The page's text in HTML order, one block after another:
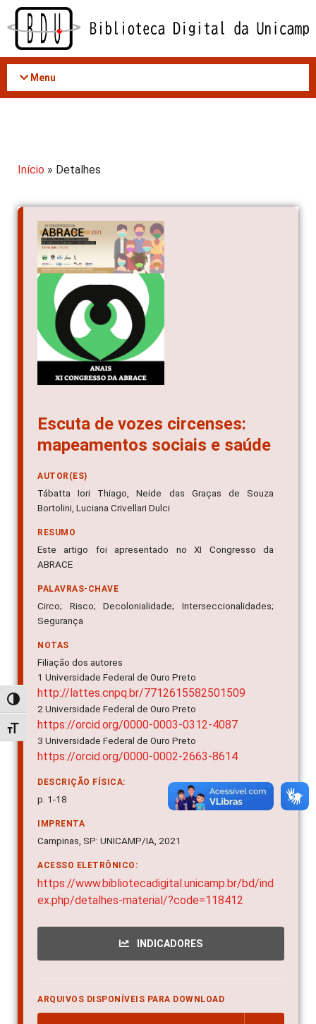
Acessar
conteúdo
Alternar alto contraste
Alternar tamanho da fonte
Menu
Início » Detalhes
Escuta de vozes circenses:
mapeamentos sociais e saúde
AUTOR(ES)
Tábatta Iori Thiago, Neide das Graças de Souza
Bortolini, Luciana Crivellari Dulci
RESUMO
Este artigo foi apresentado no XI Congresso da
ABRACE
PALAVRAS-CHAVE
Circo; Risco; Decolonialidade; Interseccionalidades;
Segurança
NOTAS
Filiação dos autores
1 Universidade Federal de Ouro Preto
http://lattes.cnpq.br/7712615582501509
2 Universidade Federal de Ouro Preto
https://orcid.org/0000-0003-0312-4087
3 Universidade Federal de Ouro Preto
https://orcid.org/0000-0002-2663-8614
DESCRIÇÃO FÍSICA:
p. 1-18
IMPRENTA
Campinas, SP: UNICAMP/IA, 2021
ACESSO ELETRÔNICO:
https://www.bibliotecadigital.unicamp.br/bd/ind
ex.php/detalhes-material/?code=118412
INDICADORES
ARQUIVOS DISPONÍVEIS PARA DOWNLOAD